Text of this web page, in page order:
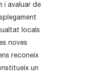
i avaluar de
locals
noves
reconeix
un